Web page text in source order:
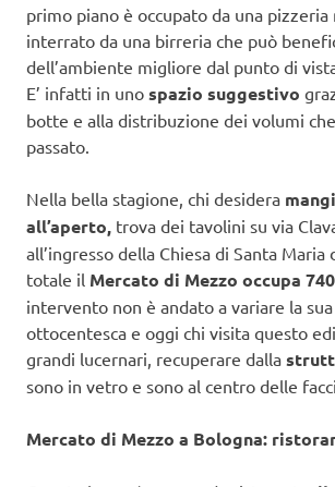
primo piano è occupato da una
interrato da una birreria che può
dell’ambiente migliore dal punto di
E’ infatti in uno spazio suggestivo
botte e alla distribuzione dei volumi
passato.
Nella bella stagione, chi desidera
all’aperto, trova dei tavolini su via
all’ingresso della Chiesa di Santa Maria
totale il Mercato di Mezzo occupa
intervento non è andato a variare la
ottocentesca e oggi chi visita questo
grandi lucernari, recuperare dalla
sono in vetro e sono al centro delle
Mercato di Mezzo a Bologna: